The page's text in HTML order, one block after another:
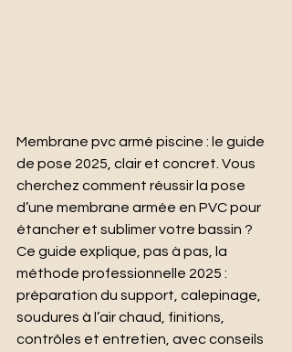
Membrane pvc armé piscine : le guide
de pose 2025, clair et concret. Vous
cherchez comment réussir la pose
d’une membrane armée en PVC pour
étancher et sublimer votre bassin ?
Ce guide explique, pas à pas, la
méthode professionnelle 2025 :
préparation du support, calepinage,
soudures à l’air chaud, finitions,
contrôles et entretien, avec conseils